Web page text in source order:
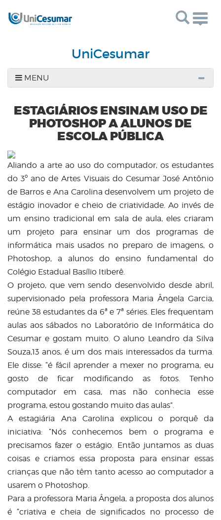
UniCesumar
MENU
ESTAGIÁRIOS ENSINAM USO DE
PHOTOSHOP A ALUNOS DE
ESCOLA PÚBLICA
Aliando a arte ao uso do computador, os estudantes
do 3º ano de Artes Visuais do Cesumar José Antônio
de Barros e Ana Carolina desenvolvem um projeto de
estágio inovador e cheio de criatividade. Ao invés de
um ensino tradicional em sala de aula, eles criaram
um projeto para ensinar um dos programas de
informática mais usados no preparo de imagens, o
Photoshop, a alunos do ensino fundamental do
Colégio Estadual Basílio Itiberê.
O projeto, que vem sendo desenvolvido desde abril,
supervisionado pela professora Maria Ângela Garcia,
reúne 38 estudantes da 6ª e 7ª séries. Eles frequentam
aulas aos sábados no Laboratório de Informática do
Cesumar e gostam muito. O aluno Leandro da Silva
Souza,13 anos, é um dos mais interessados da turma.
Ele disse: “é fácil aprender a mexer no programa, eu
gosto de ficar modificando as fotos. Tenho
computador em casa, mas não conhecia esse
programa, estou gostando muito das aulas”.
A estagiária Ana Carolina explicou o porquê da
iniciativa: “Nós conhecemos bem o programa e
precisamos fazer o estágio. Então juntamos as duas
coisas e criamos essa proposta para ensinar essas
crianças que não têm tanto acesso ao computador a
usarem o Photoshop.
Para a professora Maria Ângela, a proposta dos alunos
é “criativa e cheia de significados no processo de